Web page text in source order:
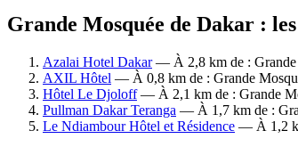
Grande Mosquée de Dakar :
Azalai Hotel Dakar— À 2,8 km de : Grande
AXIL Hôtel — À 0,8 km de : Grande
Hôtel Le Djoloff— À 2,1 km de : Grande
Pullman Dakar Teranga — À 1,7 km de :
Le Ndiambour Hôtel et Résidence — À 1,2